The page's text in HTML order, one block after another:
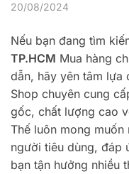
20/08/2024
Nếu bạn đang tìm
TP.HCM Mua hàng
dẫn, hãy yên tâm lựa
Shop chuyên cung
gốc, chất lượng cao
Thế luôn mong
người tiêu dùng, đáp
bạn tận hưởng nhiều